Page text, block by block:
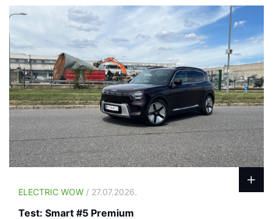
ELECTRIC WOW / 27.07.2026.
Test: Smart #5 Premium